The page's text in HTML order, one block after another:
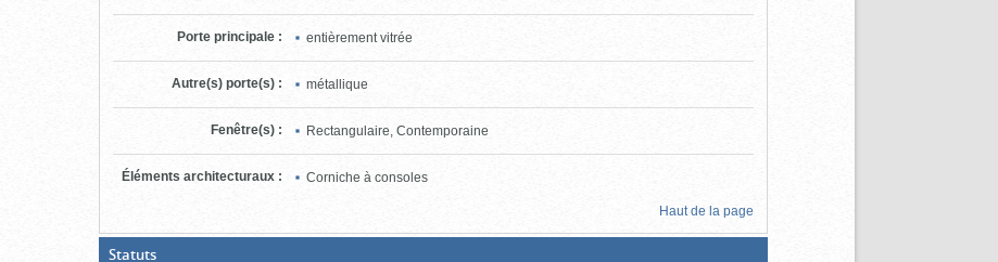
Porte principale : entièrement vitrée
Autre(s) porte(s) : métallique
Fenêtre(s) : Rectangulaire, Contemporaine
Éléments architecturaux : Corniche à consoles
Haut de la page
Statuts(Boite